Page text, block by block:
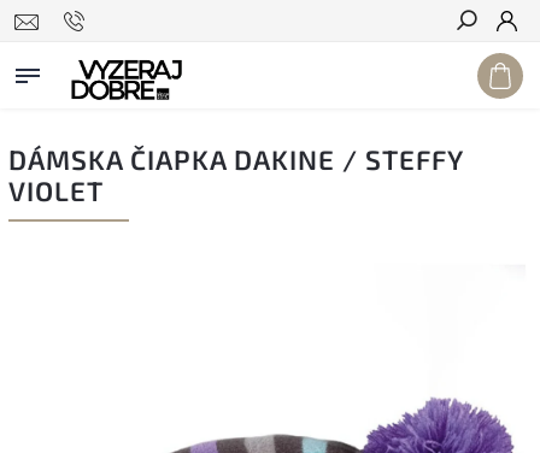
Hľadať
DÁMSKA ČIAPKA DAKINE / STEFFY
VIOLET